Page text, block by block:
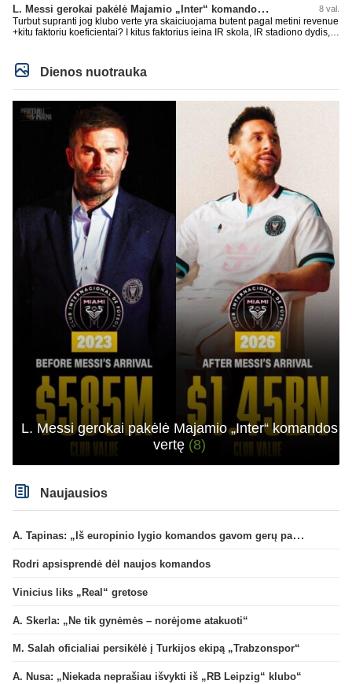
L. Messi gerokai pakėlė Majamio „Inter“ komandos vertę 8 val.
Turbut supranti jog klubo verte yra skaiciuojama butent pagal metini revenue
+kitu faktoriu koeficientai? I kitus faktorius ieina IR skola, IR stadiono dydis,
milzinisko klubo vertes suoli siemet. Be to, tie 200 pamineti cia yra visiskai
on-point, jeigu jau musu mylimas D. prasneko apie klubo vertes kelima, arba
CR atveju - numusima.
Dienos nuotrauka
L. Messi gerokai pakėlė Majamio „Inter“ komandos
vertę (8)
Naujausios
A. Tapinas: „Iš europinio lygio komandos gavom gerų pamokų“
Rodri apsisprendė dėl naujos komandos
Vinicius liks „Real“ gretose
A. Skerla: „Ne tik gynėmės – norėjome atakuoti“
M. Salah oficialiai persikėlė į Turkijos ekipą „Trabzonspor“
A. Nusa: „Niekada neprašiau išvykti iš „RB Leipzig“ klubo“